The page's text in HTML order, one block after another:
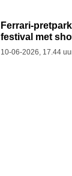
Ferrari-
festival met
10-06-2026, 17.44